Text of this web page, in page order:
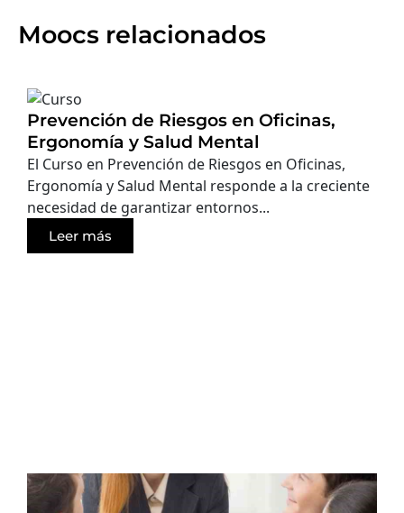
Moocs relacionados
Prevención de Riesgos en Oficinas,
Ergonomía y Salud Mental
El Curso en Prevención de Riesgos en Oficinas,
Ergonomía y Salud Mental responde a la creciente
necesidad de garantizar entornos...
Leer más